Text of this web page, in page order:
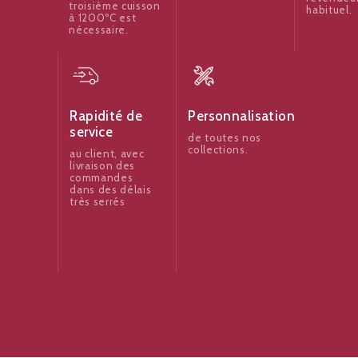
troisième cuisson
à 1200ºC est
nécessaire.
habituel.
Rapidité de
service
au client, avec
livraison des
commandes
dans des délais
très serrés
Personnalisation
de toutes nos
collections.